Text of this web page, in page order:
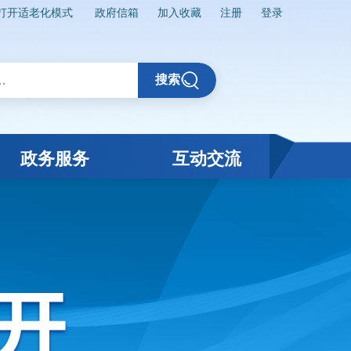
开适老化模式 政府信箱 加入收藏 注册 登录
搜索
政务服务 互动交流